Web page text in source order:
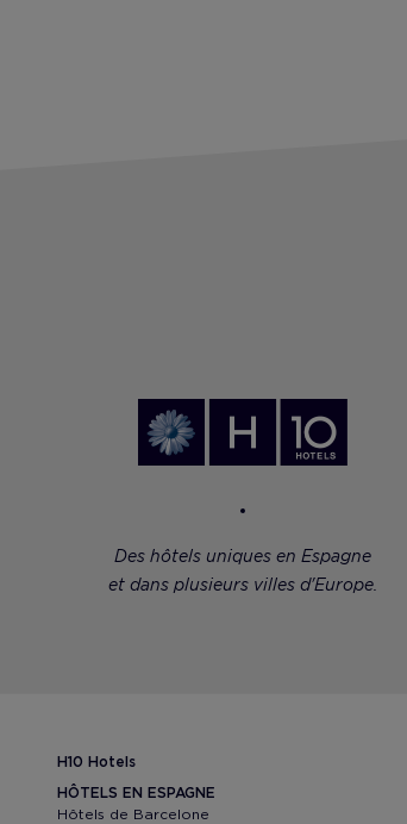
Des hôtels uniques en Espagne
et dans plusieurs villes d'Europe.
H10 Hotels
HÔTELS EN ESPAGNE
Hôtels de Barcelone